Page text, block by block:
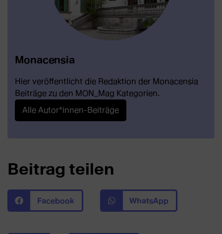
Monacensia
Hier veröffentlicht die Redaktion der Monacensia
Beiträge zu den MON_Mag Kategorien.
Alle Autor*innen-Beiträge
Beitrag teilen
Facebook WhatsApp